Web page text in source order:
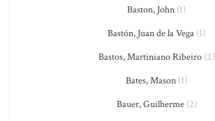
Baston, John (1)
Bastón, Juan de la Vega (1)
Bastos, Martiniano Ribeiro (2)
Bates, Mason (1)
Bauer, Guilherme(2)